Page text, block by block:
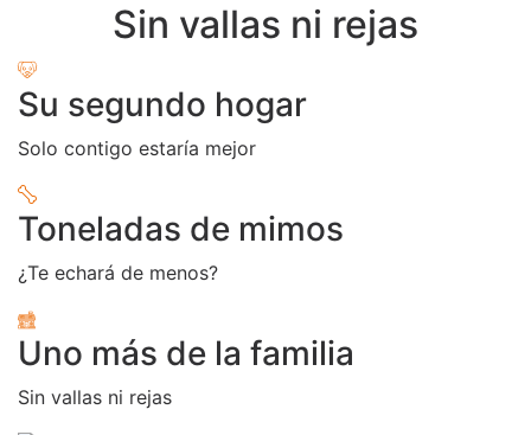
Sin vallas ni rejas
Su segundo hogar
Solo contigo estaría mejor
Toneladas de mimos
¿Te echará de menos?
Uno más de la familia
Sin vallas ni rejas